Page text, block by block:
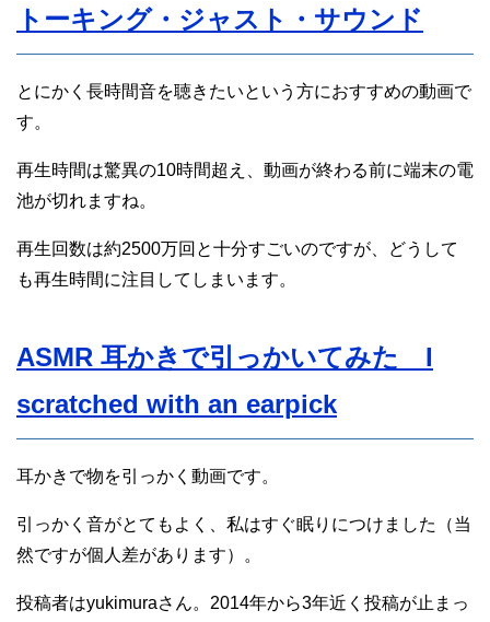
トーキング・ジャスト・サウンド
とにかく長時間音を聴きたいという方におすすめの動画で
す。
再生時間は驚異の10時間超え、動画が終わる前に端末の電
池が切れますね。
再生回数は約2500万回と十分すごいのですが、どうして
も再生時間に注目してしまいます。
ASMR 耳かきで引っかいてみた I
scratched with an earpick
耳かきで物を引っかく動画です。
引っかく音がとてもよく、私はすぐ眠りにつけました（当
然ですが個人差があります）。
投稿者はyukimuraさん。2014年から3年近く投稿が止まっ